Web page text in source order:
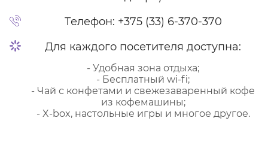
Телефон: +375 (33) 6-370-370
Для каждого посетителя доступна:
- Удобная зона отдыха;
- Бесплатный wi-fi;
- Чай с конфетами и свежезаваренный кофе
из кофемашины;
- X-box, настольные игры и многое другое.